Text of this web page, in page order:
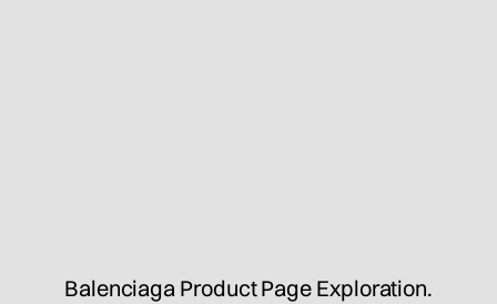
Balenciaga Product Page Exploration.